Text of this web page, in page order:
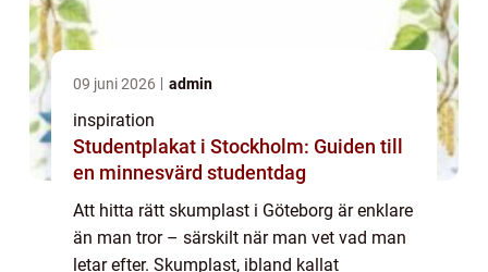
09 juni 2026 admin
inspiration
Studentplakat i Stockholm: Guiden till
en minnesvärd studentdag
Att hitta rätt skumplast i Göteborg är enklare
än man tror – särskilt när man vet vad man
letar efter. Skumplast, ibland kallat